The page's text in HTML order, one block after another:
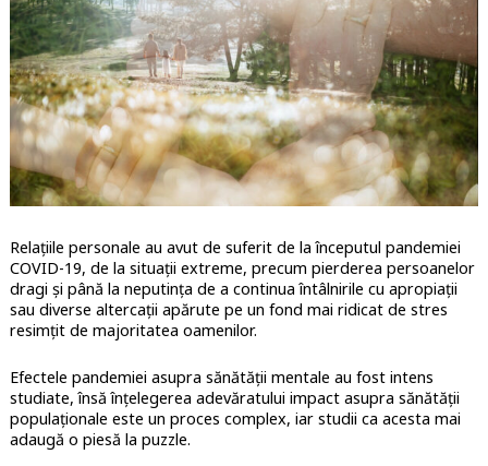
Relațiile personale au avut de suferit de la începutul pandemiei
COVID-19, de la situații extreme, precum pierderea persoanelor
dragi și până la neputința de a continua întâlnirile cu apropiații
sau diverse altercații apărute pe un fond mai ridicat de stres
resimțit de majoritatea oamenilor.
Efectele pandemiei asupra sănătății mentale au fost intens
studiate, însă înțelegerea adevăratului impact asupra sănătății
populaționale este un proces complex, iar studii ca acesta mai
adaugă o piesă la puzzle.